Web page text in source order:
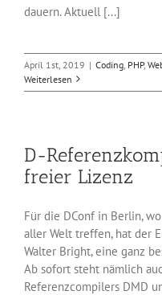
dauern. Aktuell [...]
April 1st, 2019 | Coding PHP,
Weiterlesen
D-
freier Lizenz
Für die DConf in Berlin,
aller Welt treffen, hat der
Walter Bright, eine ganz
Ab sofort steht nämlich
Referenzcompilers DMD